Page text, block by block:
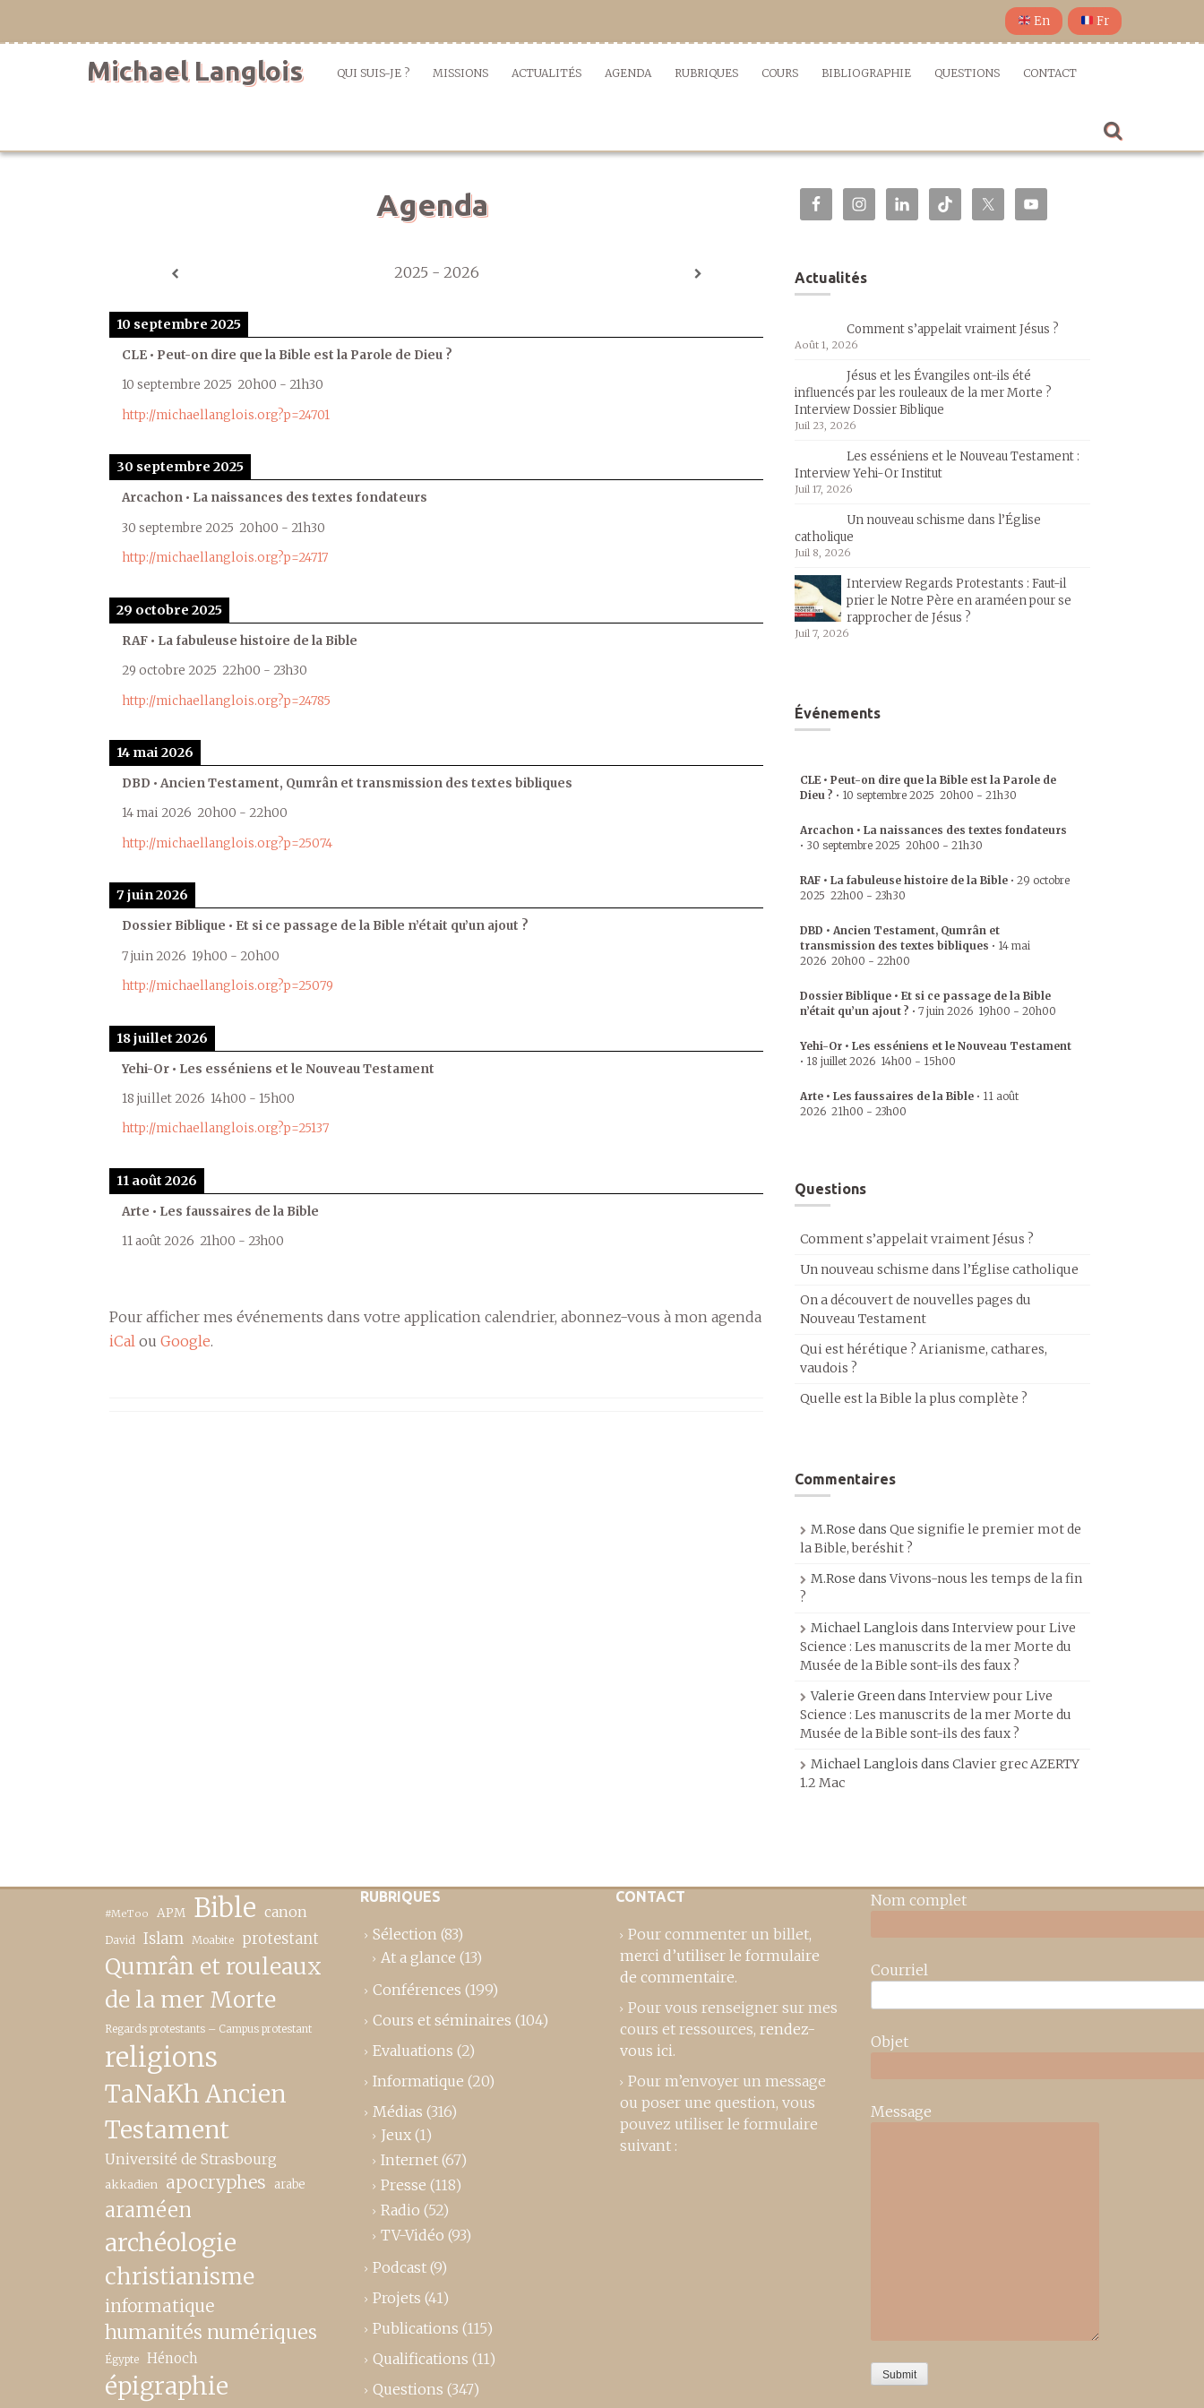
En Fr
Michael Langlois QUI SUIS-JE ? MISSIONS ACTUALITÉS AGENDA RUBRIQUES COURS BIBLIOGRAPHIE QUESTIONS CONTACT
Agenda
2025 - 2026
10 septembre 2025
CLE • Peut-on dire que la Bible est la Parole de Dieu ?
10 septembre 2025 20h00 - 21h30
http://michaellanglois.org?p=24701
30 septembre 2025
Arcachon • La naissances des textes fondateurs
30 septembre 2025 20h00 - 21h30
http://michaellanglois.org?p=24717
29 octobre 2025
RAF • La fabuleuse histoire de la Bible
29 octobre 2025 22h00 - 23h30
http://michaellanglois.org?p=24785
14 mai 2026
DBD • Ancien Testament, Qumrân et transmission des textes bibliques
14 mai 2026 20h00 - 22h00
http://michaellanglois.org?p=25074
7 juin 2026
Dossier Biblique • Et si ce passage de la Bible n’était qu’un ajout ?
7 juin 2026 19h00 - 20h00
http://michaellanglois.org?p=25079
18 juillet 2026
Yehi-Or • Les esséniens et le Nouveau Testament
18 juillet 2026 14h00 - 15h00
http://michaellanglois.org?p=25137
11 août 2026
Arte • Les faussaires de la Bible
11 août 2026 21h00 - 23h00
Pour afficher mes événements dans votre application calendrier, abonnez-vous à mon agenda
iCal ou Google.
Actualités
Comment s’appelait vraiment Jésus ?
Août 1, 2026
Jésus et les Évangiles ont-ils été
influencés par les rouleaux de la mer Morte ?
Interview Dossier Biblique
Juil 23, 2026
Les esséniens et le Nouveau Testament :
Interview Yehi-Or Institut
Juil 17, 2026
Un nouveau schisme dans l’Église
catholique
Juil 8, 2026
Interview Regards Protestants : Faut-il
prier le Notre Père en araméen pour se
rapprocher de Jésus ?
Juil 7, 2026
Événements
CLE • Peut-on dire que la Bible est la Parole de
Dieu ? • 10 septembre 2025 20h00 - 21h30
Arcachon • La naissances des textes fondateurs
• 30 septembre 2025 20h00 - 21h30
RAF • La fabuleuse histoire de la Bible • 29 octobre
2025 22h00 - 23h30
DBD • Ancien Testament, Qumrân et
transmission des textes bibliques • 14 mai
2026 20h00 - 22h00
Dossier Biblique • Et si ce passage de la Bible
n’était qu’un ajout ? • 7 juin 2026 19h00 - 20h00
Yehi-Or • Les esséniens et le Nouveau Testament
• 18 juillet 2026 14h00 - 15h00
Arte • Les faussaires de la Bible • 11 août
2026 21h00 - 23h00
Questions
Comment s’appelait vraiment Jésus ?
Un nouveau schisme dans l’Église catholique
On a découvert de nouvelles pages du
Nouveau Testament
Qui est hérétique ? Arianisme, cathares,
vaudois ?
Quelle est la Bible la plus complète ?
Commentaires
M.Rose dans Que signifie le premier mot de
la Bible, beréshit ?
M.Rose dansVivons-nous les temps de la fin
?
Michael Langlois dans Interview pour Live
Science : Les manuscrits de la mer Morte du
Musée de la Bible sont-ils des faux ?
Valerie Greendans Interview pour Live
Science : Les manuscrits de la mer Morte du
Musée de la Bible sont-ils des faux ?
Michael Langlois dans Clavier grec AZERTY
1.2 Mac
#MeToo APM Bible canon
David Islam Moabite protestant
Qumrân et rouleaux
de la mer Morte
Regards protestants – Campus protestant
religions
TaNaKh Ancien
Testament
Université de Strasbourg
akkadien apocryphes arabe
araméen
archéologie
christianisme
informatique
humanités numériques
Égypte Hénoch
épigraphie
RUBRIQUES
Sélection (83)
At a glance (13)
Conférences (199)
Cours et séminaires (104)
Evaluations (2)
Informatique (20)
Médias (316)
Jeux (1)
Internet (67)
Presse (118)
Radio (52)
TV-Vidéo (93)
Podcast (9)
Projets (41)
Publications (115)
Qualifications (11)
Questions (347)
CONTACT
Pour commenter un billet,
merci d’utiliser le formulaire
de commentaire.
Pour vous renseigner sur mes
cours et ressources, rendez-
vous ici.
Pour m’envoyer un message
ou poser une question, vous
pouvez utiliser le formulaire
suivant :
Nom complet
Courriel
Objet
Message